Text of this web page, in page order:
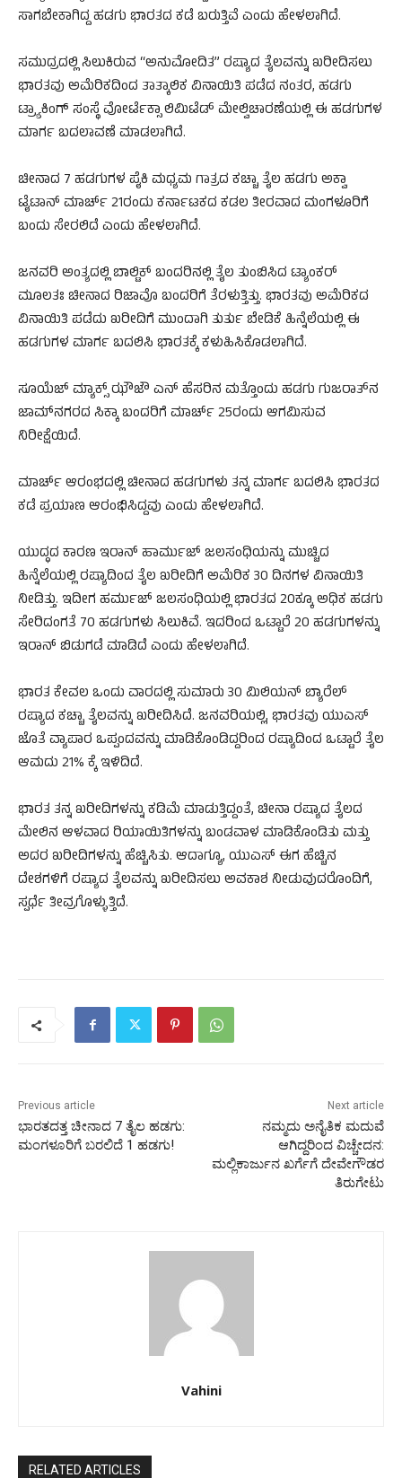
ಸಾಗಬೇಕಾಗಿದ್ದ ಹಡಗು ಭಾರತದ ಕಡೆ ಬರುತ್ತಿವೆ ಎಂದು ಹೇಳಲಾಗಿದೆ.
ಸಮುದ್ರದಲ್ಲಿ ಸಿಲುಕಿರುವ “ಅನುಮೋದಿತ” ರಷ್ಯಾದ ತೈಲವನ್ನು ಖರೀದಿಸಲು
ಭಾರತವು ಅಮೆರಿಕದಿಂದ ತಾತ್ಕಾಲಿಕ ವಿನಾಯಿತಿ ಪಡೆದ ನಂತರ, ಹಡಗು
ಟ್ರ್ಯಾಕಿಂಗ್ ಸಂಸ್ಥೆ ವೋರ್ಟೆಕ್ಸಾ ಲಿಮಿಟೆಡ್ ಮೇಲ್ವಿಚಾರಣೆಯಲ್ಲಿ ಈ ಹಡಗುಗಳ
ಮಾರ್ಗ ಬದಲಾವಣೆ ಮಾಡಲಾಗಿದೆ.
ಚೀನಾದ 7 ಹಡಗುಗಳ ಪೈಕಿ ಮಧ್ಯಮ ಗಾತ್ರದ ಕಚ್ಚಾ ತೈಲ ಹಡಗು ಅಕ್ವಾ
ಟೈಟಾನ್ ಮಾರ್ಚ್ 21ರಂದು ಕರ್ನಾಟಕದ ಕಡಲ ತೀರವಾದ ಮಂಗಳೂರಿಗೆ
ಬಂದು ಸೇರಲಿದೆ ಎಂದು ಹೇಳಲಾಗಿದೆ.
ಜನವರಿ ಅಂತ್ಯದಲ್ಲಿ ಬಾಲ್ಟಿಕ್ ಬಂದರಿನಲ್ಲಿ ತೈಲ ತುಂಬಿಸಿದ ಟ್ಯಾಂಕರ್
ಮೂಲತಃ ಚೀನಾದ ರಿಜಾವೊ ಬಂದರಿಗೆ ತೆರಳುತ್ತಿತ್ತು. ಭಾರತವು ಅಮೆರಿಕದ
ವಿನಾಯಿತಿ ಪಡೆದು ಖರೀದಿಗೆ ಮುಂದಾಗಿ ತುರ್ತು ಬೇಡಿಕೆ ಹಿನ್ನೆಲೆಯಲ್ಲಿ ಈ
ಹಡಗುಗಳ ಮಾರ್ಗ ಬದಲಿಸಿ ಭಾರತಕ್ಕೆ ಕಳುಹಿಸಿಕೊಡಲಾಗಿದೆ.
ಸೂಯೆಜ್‌ ಮ್ಯಾಕ್ಸ್ ಝೌಜೌ ಎನ್ ಹೆಸರಿನ ಮತ್ತೊಂದು ಹಡಗು ಗುಜರಾತ್‌ನ
ಜಾಮ್‌ನಗರದ ಸಿಕ್ಕಾ ಬಂದರಿಗೆ ಮಾರ್ಚ್ 25ರಂದು ಆಗಮಿಸುವ
ನಿರೀಕ್ಷೆಯಿದೆ.
ಮಾರ್ಚ್ ಆರಂಭದಲ್ಲಿ ಚೀನಾದ ಹಡಗುಗಳು ತನ್ನ ಮಾರ್ಗ ಬದಲಿಸಿ ಭಾರತದ
ಕಡೆ ಪ್ರಯಾಣ ಆರಂಭಿಸಿದ್ದವು ಎಂದು ಹೇಳಲಾಗಿದೆ.
ಯುದ್ಧದ ಕಾರಣ ಇರಾನ್ ಹಾರ್ಮುಜ್ ಜಲಸಂಧಿಯನ್ನು ಮುಚ್ಚಿದ
ಹಿನ್ನೆಲೆಯಲ್ಲಿ ರಷ್ಯಾದಿಂದ ತೈಲ ಖರೀದಿಗೆ ಅಮೆರಿಕ 30 ದಿನಗಳ ವಿನಾಯಿತಿ
ನೀಡಿತ್ತು. ಇದೀಗ ಹರ್ಮುಜ್ ಜಲಸಂಧಿಯಲ್ಲಿ ಭಾರತದ 20ಕ್ಕೂ ಅಧಿಕ ಹಡಗು
ಸೇರಿದಂಗತೆ 70 ಹಡಗುಗಳು ಸಿಲುಕಿವೆ. ಇದರಿಂದ ಒಟ್ಟಾರೆ 20 ಹಡಗುಗಳನ್ನು
ಇರಾನ್ ಬಿಡುಗಡೆ ಮಾಡಿದೆ ಎಂದು ಹೇಳಲಾಗಿದೆ.
ಭಾರತ ಕೇವಲ ಒಂದು ವಾರದಲ್ಲಿ ಸುಮಾರು 30 ಮಿಲಿಯನ್ ಬ್ಯಾರೆಲ್
ರಷ್ಯಾದ ಕಚ್ಚಾ ತೈಲವನ್ನು ಖರೀದಿಸಿದೆ. ಜನವರಿಯಲ್ಲಿ, ಭಾರತವು ಯುಎಸ್
ಜೊತೆ ವ್ಯಾಪಾರ ಒಪ್ಪಂದವನ್ನು ಮಾಡಿಕೊಂಡಿದ್ದರಿಂದ ರಷ್ಯಾದಿಂದ ಒಟ್ಟಾರೆ ತೈಲ
ಆಮದು 21% ಕ್ಕೆ ಇಳಿದಿದೆ.
ಭಾರತ ತನ್ನ ಖರೀದಿಗಳನ್ನು ಕಡಿಮೆ ಮಾಡುತ್ತಿದ್ದಂತೆ, ಚೀನಾ ರಷ್ಯಾದ ತೈಲದ
ಮೇಲಿನ ಆಳವಾದ ರಿಯಾಯಿತಿಗಳನ್ನು ಬಂಡವಾಳ ಮಾಡಿಕೊಂಡಿತು ಮತ್ತು
ಅದರ ಖರೀದಿಗಳನ್ನು ಹೆಚ್ಚಿಸಿತು. ಆದಾಗ್ಯೂ, ಯುಎಸ್ ಈಗ ಹೆಚ್ಚಿನ
ದೇಶಗಳಿಗೆ ರಷ್ಯಾದ ತೈಲವನ್ನು ಖರೀದಿಸಲು ಅವಕಾಶ ನೀಡುವುದರೊಂದಿಗೆ,
ಸ್ಪರ್ಧೆ ತೀವ್ರಗೊಳ್ಳುತ್ತಿದೆ.
Previous article
ಭಾರತದತ್ತ ಚೀನಾದ 7 ತೈಲ ಹಡಗು:
ಮಂಗಳೂರಿಗೆ ಬರಲಿದೆ 1 ಹಡಗು!
Next article
ನಮ್ಮದು ಅನೈತಿಕ ಮದುವೆ
ಆಗಿದ್ದರಿಂದ ವಿಚ್ಚೇದನ:
ಮಲ್ಲಿಕಾರ್ಜುನ ಖರ್ಗೆಗೆ ದೇವೇಗೌಡರ
ತಿರುಗೇಟು
Vahini
RELATED ARTICLES